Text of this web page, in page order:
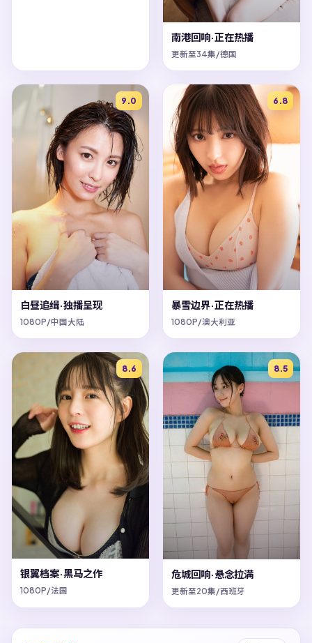
南港回响·正在热播
更新至34集/德国
9.0
白昼追缉·独播呈现
1080P/中国大陆
6.8
暴雪边界·正在热播
1080P/澳大利亚
8.6
银翼档案·黑马之作
1080P/法国
8.5
危城回响·悬念拉满
更新至20集/西班牙